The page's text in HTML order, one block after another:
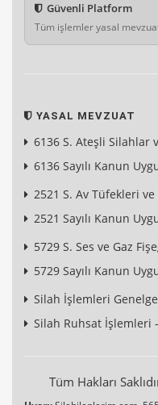
Güvenli Platform
Tüm işlemler yasal
YASAL MEVZUAT
6136 S. Ateşli Silahlar
6136 Sayılı Kanun
2521 S. Av Tüfekleri
2521 Sayılı Kanun
5729 S. Ses ve Gaz
5729 Sayılı Kanun
Silah İşlemleri
Silah Ruhsat İşlemleri
Tüm Hakları